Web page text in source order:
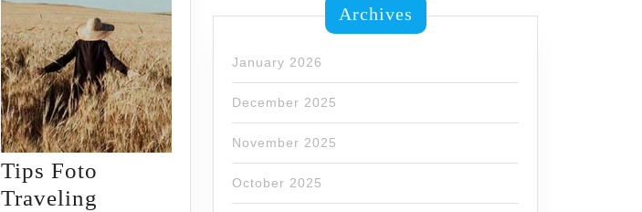
Tips Foto
Traveling
Archives
January 2026
December 2025
November 2025
October 2025